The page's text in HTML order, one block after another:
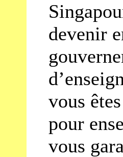
devenir
vous
pour
vous